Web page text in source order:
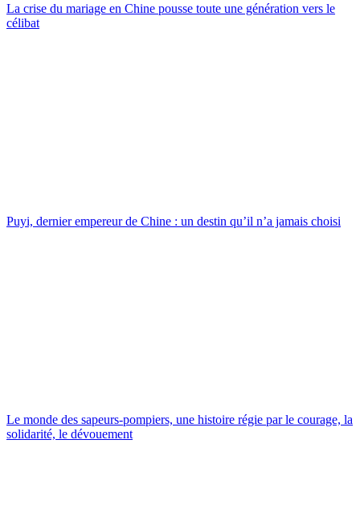
La crise du mariage en Chine pousse toute une génération vers le
célibat
Puyi, dernier empereur de Chine : un destin qu’il n’a jamais choisi
Le monde des sapeurs-pompiers, une histoire régie par le courage, la
solidarité, le dévouement